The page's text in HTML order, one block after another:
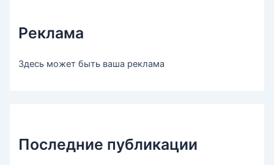
Реклама
Здесь может быть ваша реклама
Последние публикации